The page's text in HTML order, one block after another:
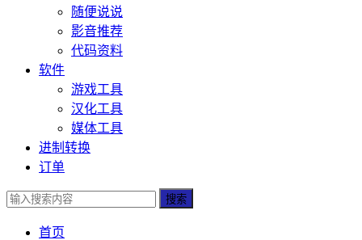
随便说说
影音推荐
代码资料
软件
游戏工具
汉化工具
媒体工具
进制转换
订单
搜索
首页